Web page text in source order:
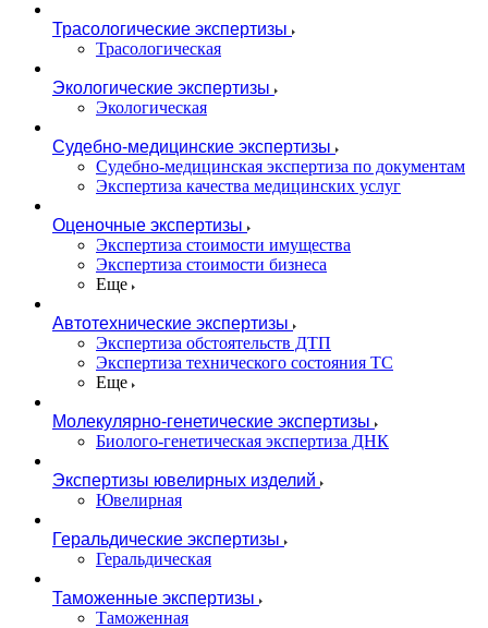
Трасологические экспертизы
Трасологическая
Экологические экспертизы
Экологическая
Судебно-медицинские экспертизы
Судебно-медицинская экспертиза по документам
Экспертиза качества медицинских услуг
Оценочные экспертизы
Экспертиза стоимости имущества
Экспертиза стоимости бизнеса
Еще
Автотехнические экспертизы
Экспертиза обстоятельств ДТП
Экспертиза технического состояния ТС
Еще
Молекулярно-генетические экспертизы
Биолого-генетическая экспертиза ДНК
Экспертизы ювелирных изделий
Ювелирная
Геральдические экспертизы
Геральдическая
Таможенные экспертизы
Таможенная